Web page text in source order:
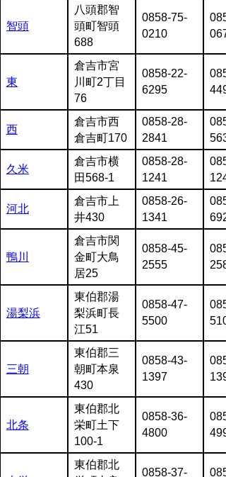
智頭
八頭郡智
頭町智頭
688
0858-75-
0210
東
倉吉市宮
川町2丁目
76
0858-22-
6295
西
倉吉市西
倉吉町170
0858-28-
2841
久米
倉吉市横
田568-1
0858-28-
1241
河北
倉吉市上
井430
0858-26-
1341
鴨川
倉吉市関
金町大鳥
居25
0858-45-
2555
湯梨浜
東伯郡湯
梨浜町長
江51
0858-47-
5500
三朝
東伯郡三
朝町本泉
430
0858-43-
1397
北条
東伯郡北
栄町土下
100-1
0858-36-
4800
東伯郡北
0858-37-